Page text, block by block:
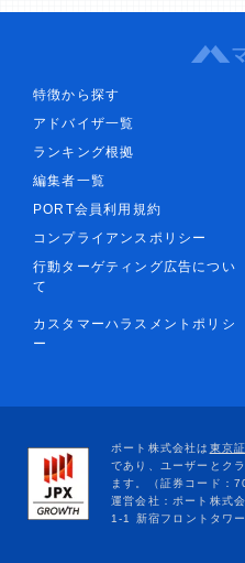
特徴から探す
アドバイザ一覧
ランキング根拠
編集者一覧
PORT会員利用規約
コンプライアンスポリシー
行動ターゲティング広告につい
て
カスタマーハラスメントポリシ
ー